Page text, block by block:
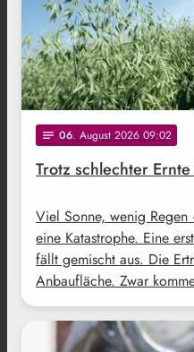
notes 06. August 2026 09:02
Trotz schlechter
Viel Sonne, wenig
eine Katastrophe. Eine
fällt gemischt aus. Die
Anbaufläche. Zwar